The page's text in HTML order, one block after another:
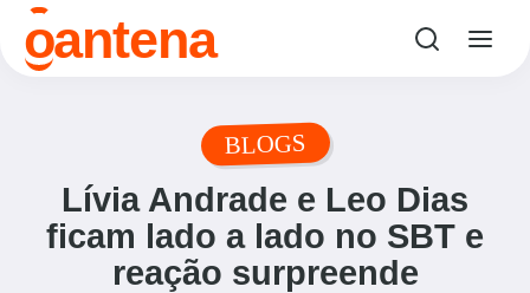
oantena
BLOGS
Lívia Andrade e Leo Dias
ficam lado a lado no SBT e
reação surpreende